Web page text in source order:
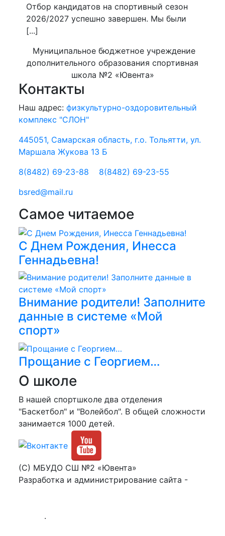
​Отбор кандидатов на спортивный сезон
2026/2027 успешно завершен. Мы были
[...]
Муниципальное бюджетное учреждение
дополнительного образования спортивная
школа №2 «Ювента»
Контакты
Наш адрес:физкультурно-оздоровительный
комплекс "СЛОН"
445051, Самарская область, г.о. Тольятти, ул.
Маршала Жукова 13 Б
8(8482) 69-23-88
8(8482) 69-23-55
bsred@mail.ru
Самое читаемое
С Днем Рождения, Инесса
Геннадьевна!
Внимание родители! Заполните
данные в системе «Мой
спорт»
Прощание с Георгием…
О школе
В нашей спортшколе два отделения
"Баскетбол" и "Волейбол". В общей сложности
занимается 1000 детей.
(C) МБУДО СШ №2 «Ювента»
Разработка и администрирование сайта -
.